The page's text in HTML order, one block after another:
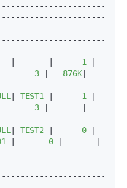
      1
       3
   876K
TEST1
      1
       3
TEST2
      0
       0